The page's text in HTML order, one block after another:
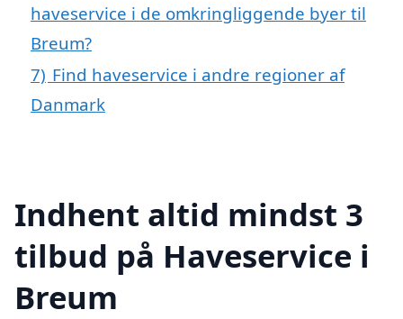
haveservice i de omkringliggende byer til
Breum?
7) Find haveservice i andre regioner af
Danmark
Indhent altid mindst 3
tilbud på Haveservice i
Breum